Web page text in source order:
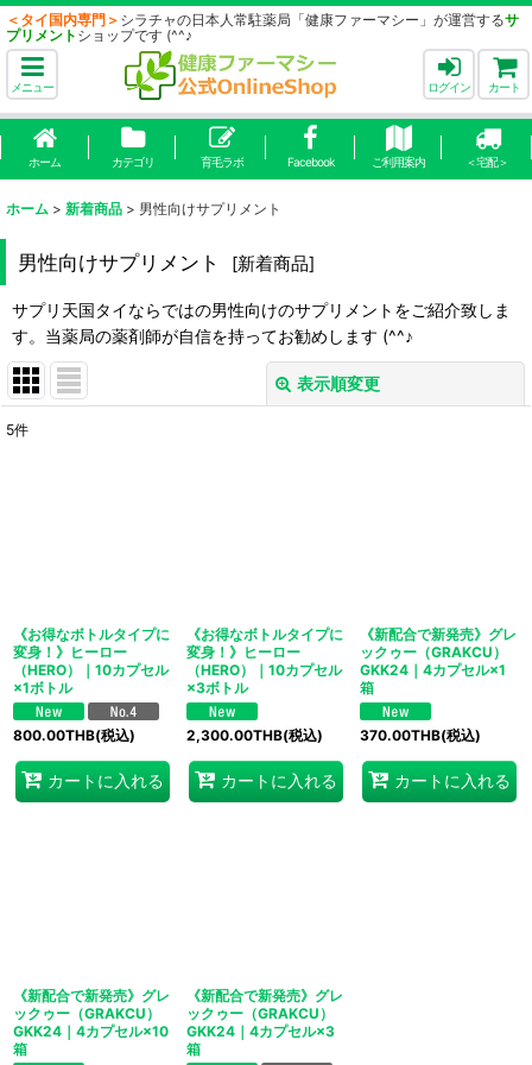
＜タイ国内専門＞ シラチャの日本人常駐薬局「健康ファーマシー」が運営するサ
プリメント ショップです (^^♪
メニュー ログイン カート
ホーム カテゴリ 育毛ラボ Facebook ご利用案内 ＜宅配＞
ホーム > 新着商品 > 男性向けサプリメント
男性向けサプリメント [新着商品]
サプリ天国タイならではの男性向けのサプリメントをご紹介致しま
す。当薬局の薬剤師が自信を持ってお勧めします (^^♪
表示順変更
5件
《お得なボトルタイプに
変身！》ヒーロー
（HERO）｜10カプセル
×1ボトル
800.00THB(税込)
カートに入れる
《お得なボトルタイプに
変身！》ヒーロー
（HERO）｜10カプセル
×3ボトル
2,300.00THB(税込)
カートに入れる
《新配合で新発売》グレ
ックゥー（GRAKCU）
GKK24｜4カプセル×1
箱
370.00THB(税込)
カートに入れる
《新配合で新発売》グレ
ックゥー（GRAKCU）
GKK24｜4カプセル×10
箱
《新配合で新発売》グレ
ックゥー（GRAKCU）
GKK24｜4カプセル×3
箱